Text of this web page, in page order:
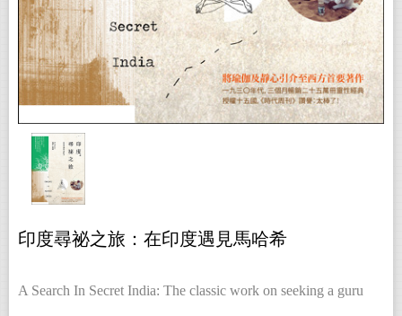
印度尋祕之旅：在印度遇見馬哈希
A Search In Secret India: The classic work on seeking a guru